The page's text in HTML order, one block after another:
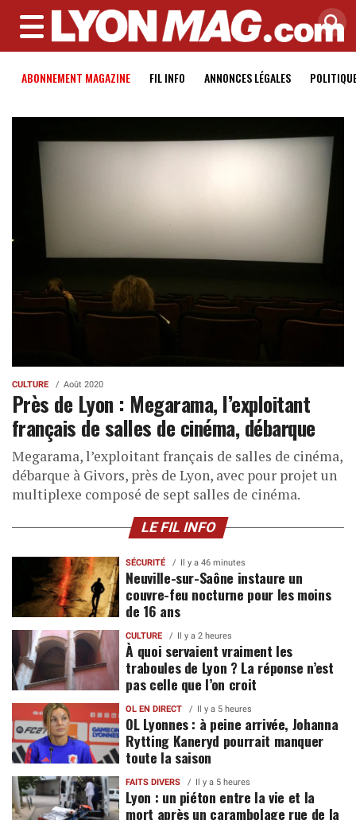
MENU
ABONNEMENT MAGAZINE FIL INFO ANNONCES LÉGALES
CULTURE Août 2020
Près de Lyon : Megarama, l’exploitant
français de salles de cinéma, débarque
Megarama, l’exploitant français de salles de cinéma,
débarque à Givors, près de Lyon, avec pour projet un
multiplexe composé de sept salles de cinéma.
LE FIL INFO
SÉCURITÉ Il y a 46 minutes
Neuville-sur-Saône instaure un
couvre-feu nocturne pour les moins
de 16 ans
CULTURE Il y a 2 heures
À quoi servaient vraiment les
traboules de Lyon ? La réponse n’est
pas celle que l’on croit
OL EN DIRECT Il y a 5 heures
OL Lyonnes : à peine arrivée, Johanna
Rytting Kaneryd pourrait manquer
toute la saison
FAITS DIVERS Il y a 5 heures
Lyon : un piéton entre la vie et la
mort après un carambolage rue de la